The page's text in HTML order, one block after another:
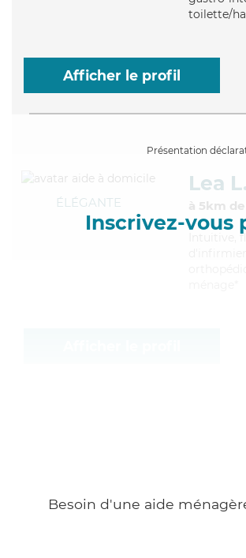
toilette/
Afficher le profil
Présentation
Inscrivez-vous
ÉLÉGANTE
Lea
à 5km
,
Besoin d'une aide